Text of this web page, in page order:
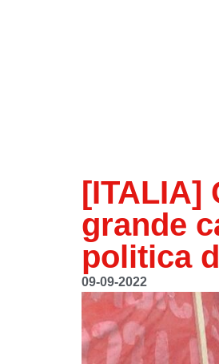
[ITALIA]
grande
politica
09-09-2022